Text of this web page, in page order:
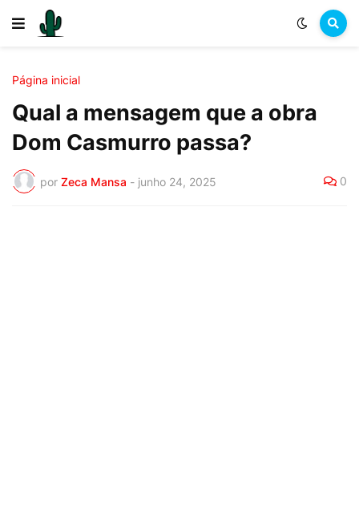
Página inicial
Qual a mensagem que a obra
Dom Casmurro passa?
por Zeca Mansa - junho 24, 2025 0